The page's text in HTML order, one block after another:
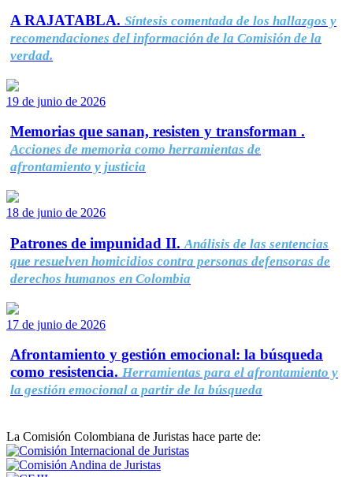
A RAJATABLA. Síntesis comentada de los hallazgos y
recomendaciones del información de la Comisión de la
verdad.
19 de junio de 2026
Memorias que sanan, resisten y transforman .
Acciones de memoria como herramientas de
afrontamiento y justicia
18 de junio de 2026
Patrones de impunidad II. Análisis de las sentencias
que resuelven homicidios contra personas defensoras de
derechos humanos en Colombia
17 de junio de 2026
Afrontamiento y gestión emocional: la búsqueda
como resistencia. Herramientas para el afrontamiento y
la gestión emocional a partir de la búsqueda
La Comisión Colombiana de Juristas hace parte de: